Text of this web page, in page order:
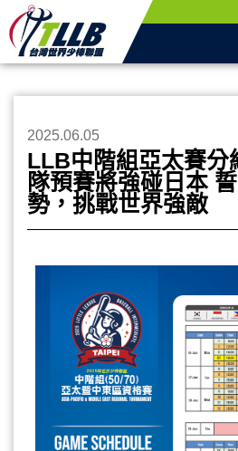
2025.06.05
LLB中階組亞太賽分
隊預賽將強碰日本
勢，挑戰世界強敵